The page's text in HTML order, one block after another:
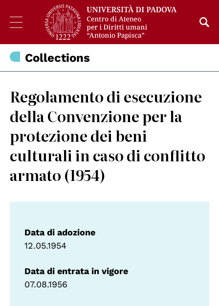
Collections
Regolamento di esecuzione
della Convenzione per la
protezione dei beni
culturali in caso di conflitto
armato (1954)
Data di adozione
12.05.1954
Data di entrata in vigore
07.08.1956